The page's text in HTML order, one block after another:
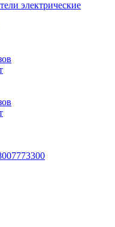
электрические